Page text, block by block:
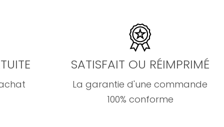
SATISFAIT OU RÉIMPRIMÉ
La garantie d'une commande
100% conforme